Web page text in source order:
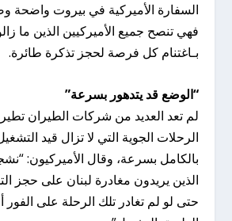
السفارة الأميركية في بيروت
فهي تنصح جميع الأميركيين الذين ما
بـاغتنام كل فرصة لحجز تذكرة طائرة.
“الوضع قد يتدهور بسرعة”
لم تعد العديد من شركات الطيران تطير
الرحلات الجوية التي لا تزال قيد
بالكامل بسرعة، وقال الأميركيون:
الذين يريدون مغادرة لبنان على حجز
حتى لو لم تغادر تلك الرحلة على الفور